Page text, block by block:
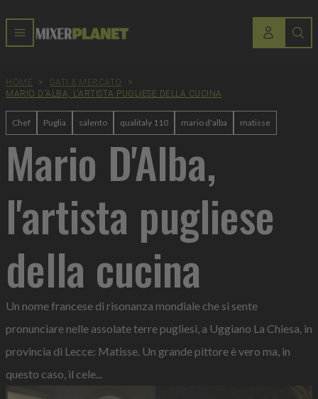
HOME > DATI & MERCATO
>
MARIO D'ALBA, L'ARTISTA PUGLIESE DELLA CUCINA
Chef Puglia salento qualitaly 110 mario d'alba matisse
Mario D'Alba,
l'artista pugliese
della cucina
Un nome francese di risonanza mondiale che si sente
pronunciare nelle assolate terre pugliesi, a Uggiano La Chiesa, in
provincia di Lecce: Matisse. Un grande pittore è vero ma, in
questo caso, il cele...